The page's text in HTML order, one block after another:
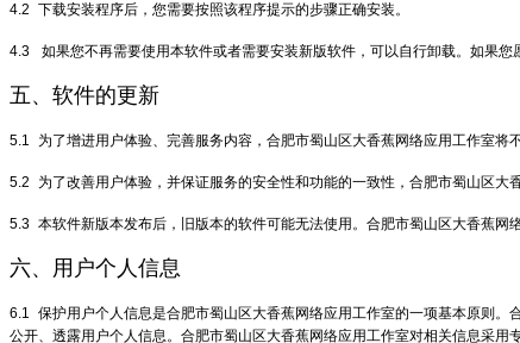
4.2 下载安装程序后，您需要按照该程序提示的步骤正确安装。
4.3 如果您不再需要使用本软件或者需要安装新版软件，可以自行卸载。如果
五、软件的更新
5.1 为了增进用户体验、完善服务内容，合肥市蜀山区大香蕉网络应用工作室
5.2 为了改善用户体验，并保证服务的安全性和功能的一致性，合肥市蜀山区
5.3 本软件新版本发布后，旧版本的软件可能无法使用。合肥市蜀山区大香蕉网
六、用户个人信息
6.1 保护用户个人信息是合肥市蜀山区大香蕉网络应用工作室的一项基本原则
公开、透露用户个人信息。合肥市蜀山区大香蕉网络应用工作室对相关信息采用